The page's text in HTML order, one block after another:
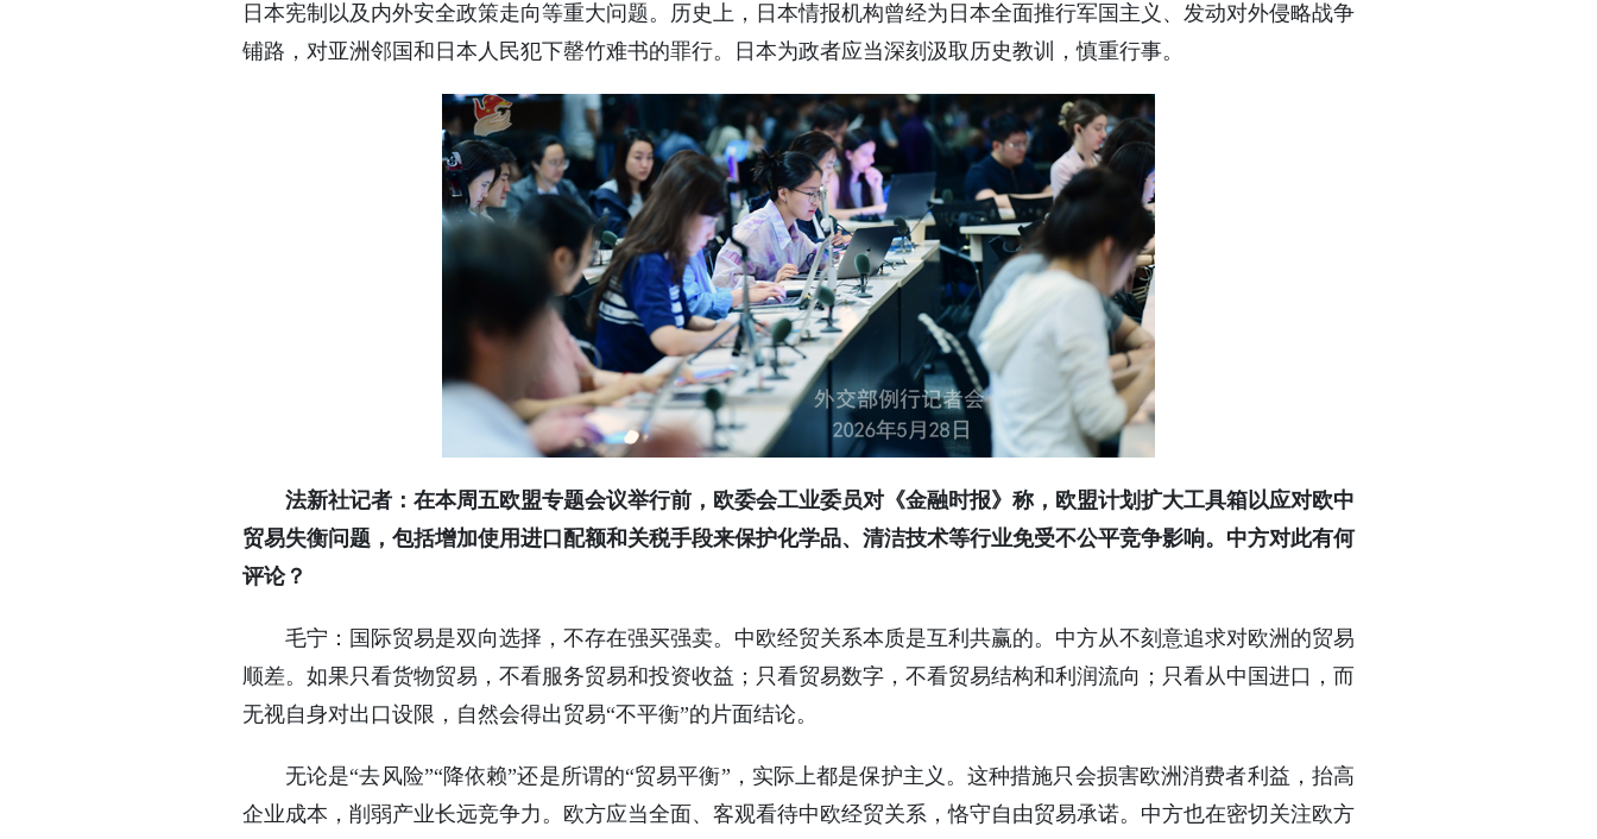
日本宪制以及内外安全政策走向等重大问题。历史上，日本情报机构曾经为日本全面推行军国主义、发动对外侵略战争
铺路，对亚洲邻国和日本人民犯下罄竹难书的罪行。日本为政者应当深刻汲取历史教训，慎重行事。
法新社记者：在本周五欧盟专题会议举行前，欧委会工业委员对《金融时报》称，欧盟计划扩大工具箱以应对欧中
贸易失衡问题，包括增加使用进口配额和关税手段来保护化学品、清洁技术等行业免受不公平竞争影响。中方对此有何
评论？
毛宁：国际贸易是双向选择，不存在强买强卖。中欧经贸关系本质是互利共赢的。中方从不刻意追求对欧洲的贸易
顺差。如果只看货物贸易，不看服务贸易和投资收益；只看贸易数字，不看贸易结构和利润流向；只看从中国进口，而
无视自身对出口设限，自然会得出贸易“不平衡”的片面结论。
无论是“去风险”“降依赖”还是所谓的“贸易平衡”，实际上都是保护主义。这种措施只会损害欧洲消费者利益，抬高
企业成本，削弱产业长远竞争力。欧方应当全面、客观看待中欧经贸关系，恪守自由贸易承诺。中方也在密切关注欧方